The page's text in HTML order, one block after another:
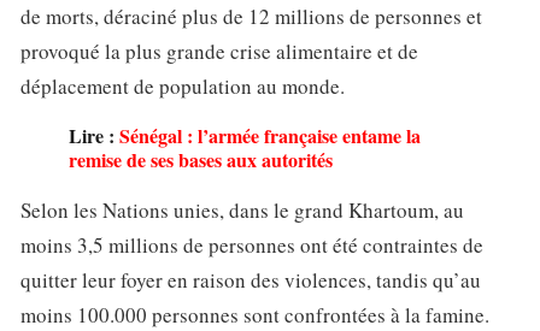
de morts, déraciné plus de 12 millions de personnes et
provoqué la plus grande crise alimentaire et de
déplacement de population au monde.
Lire : Sénégal : l’armée française entame la
remise de ses bases aux autorités
Selon les Nations unies, dans le grand Khartoum, au
moins 3,5 millions de personnes ont été contraintes de
quitter leur foyer en raison des violences, tandis qu’au
moins 100.000 personnes sont confrontées à la famine.